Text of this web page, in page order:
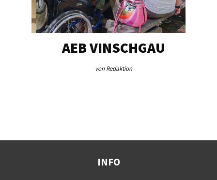
AEB VINSCHGAU
von Redaktion
INFO